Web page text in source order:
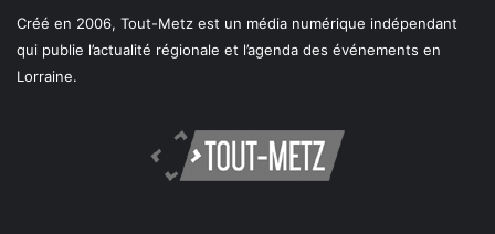
Créé en 2006, Tout-Metz est un média numérique indépendant
qui publie l’actualité régionale et l’agenda des événements en
Lorraine.